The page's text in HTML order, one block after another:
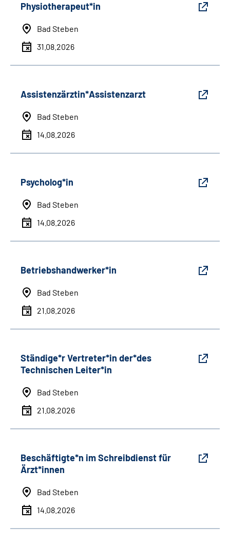
Physiotherapeut*in
Bad Steben
31.08.2026
Assistenzärztin*Assistenzarzt
Bad Steben
14.08.2026
Psycholog*in
Bad Steben
14.08.2026
Betriebshandwerker*in
Bad Steben
21.08.2026
Ständige*r Vertreter*in der*des
Technischen Leiter*in
Bad Steben
21.08.2026
Beschäftigte*n im Schreibdienst für
Ärzt*innen
Bad Steben
14.08.2026